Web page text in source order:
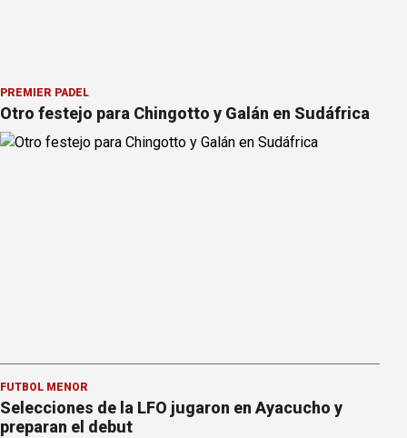
PREMIER PÁDEL
Otro festejo para Chingotto y Galán en Sudáfrica
FÚTBOL MENOR
Selecciones de la LFO jugaron en Ayacucho y
preparan el debut